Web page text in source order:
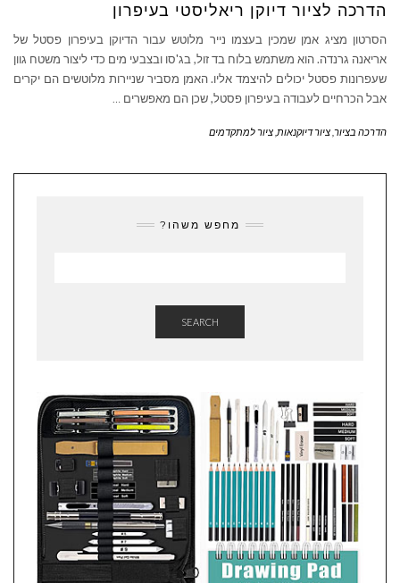
הדרכה לציור דיוקן ריאליסטי בעיפרון
הסרטון מציג אמן שמכין בעצמו נייר מלוטש עבור הדיוקן בעיפרון פסטל של
אריאנה גרנדה. הוא משתמש בלוח בד זול, בג'סו ובצבעי מים כדי ליצור משטח גוון
שעפרונות פסטל יכולים להיצמד אליו. האמן מסביר שניירות מלוטשים הם יקרים
אבל הכרחיים לעבודה בעיפרון פסטל, שכן הם מאפשרים …
הדרכה בציור ציור דיוקנאות ציור למתקדמים
מחפש משהו?
SEARCH